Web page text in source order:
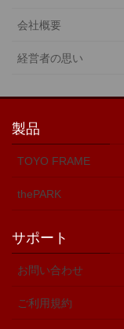
会社概要
経営者の思い
製品
TOYO FRAME
thePARK
サポート
お問い合わせ
ご利用規約